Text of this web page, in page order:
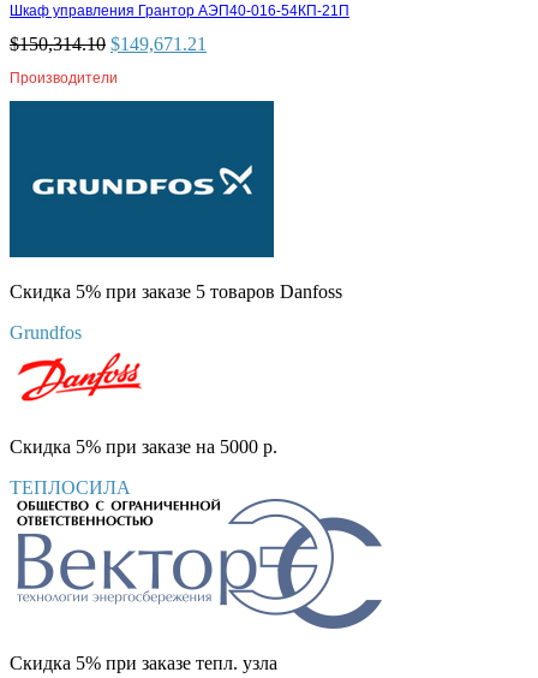
Шкаф управления Грантор АЭП40-016-54КП-21П
$150,314.10 $149,671.21
Производители
Скидка 5% при заказе 5 товаров Danfoss
Grundfos
Скидка 5% при заказе на 5000 р.
ТЕПЛОСИЛА
Скидка 5% при заказе тепл. узла